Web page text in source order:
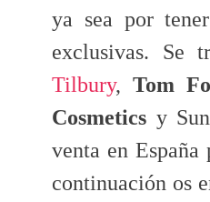
ya sea por
exclusivas. Se
Tilbury,Tom
Cosmetics y
venta en
continuación os